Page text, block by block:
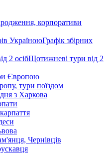
корпоративи
Графік збірних
Щотижневі тури від 2
Європою
тури поїздом
з Харкова
Чернівців